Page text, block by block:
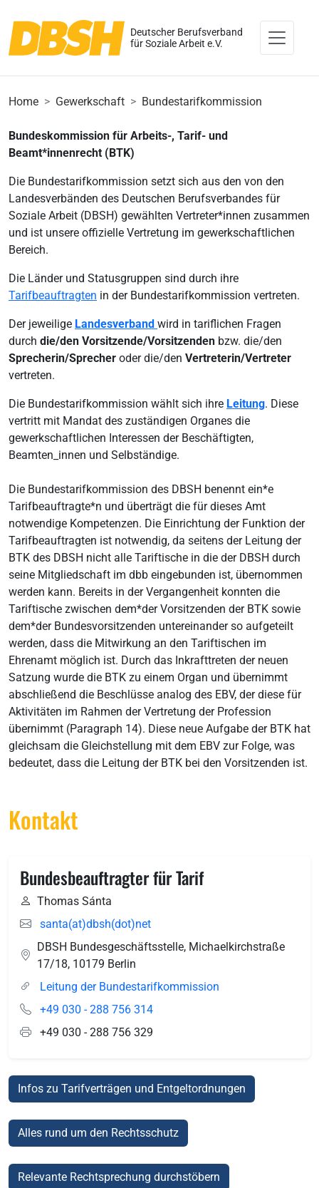
Deutscher Berufsverband
für Soziale Arbeit e.V.
Home Gewerkschaft Bundestarifkommission
Bundeskommission für Arbeits-, Tarif- und
Beamt*innenrecht (BTK)
Die Bundestarifkommission setzt sich aus den von den
Landesverbänden des Deutschen Berufsverbandes für
Soziale Arbeit (DBSH) gewählten Vertreter*innen zusammen
und ist unsere offizielle Vertretung im gewerkschaftlichen
Bereich.
Die Länder und Statusgruppen sind durch ihre
Tarifbeauftragten in der Bundestarifkommission vertreten.
Der jeweilige Landesverband wird in tariflichen Fragen
durch die/den Vorsitzende/Vorsitzenden bzw. die/den
Sprecherin/Sprecher oder die/den Vertreterin/Vertreter
vertreten.
Die Bundestarifkommission wählt sich ihre Leitung. Diese
vertritt mit Mandat des zuständigen Organes die
gewerkschaftlichen Interessen der Beschäftigten,
Beamten_innen und Selbständige.
Die Bundestarifkommission des DBSH benennt ein*e
Tarifbeauftragte*n und überträgt die für dieses Amt
notwendige Kompetenzen. Die Einrichtung der Funktion der
Tarifbeauftragten ist notwendig, da seitens der Leitung der
BTK des DBSH nicht alle Tariftische in die der DBSH durch
seine Mitgliedschaft im dbb eingebunden ist, übernommen
werden kann. Bereits in der Vergangenheit konnten die
Tariftische zwischen dem*der Vorsitzenden der BTK sowie
dem*der Bundesvorsitzenden untereinander so aufgeteilt
werden, dass die Mitwirkung an den Tariftischen im
Ehrenamt möglich ist. Durch das Inkrafttreten der neuen
Satzung wurde die BTK zu einem Organ und übernimmt
abschließend die Beschlüsse analog des EBV, der diese für
Aktivitäten im Rahmen der Vertretung der Profession
übernimmt (Paragraph 14). Diese neue Aufgabe der BTK hat
gleichsam die Gleichstellung mit dem EBV zur Folge, was
bedeutet, dass die Leitung der BTK bei den Vorsitzenden ist.
Kontakt
Bundesbeauftragter für Tarif
Thomas Sánta
santa(at)dbsh(dot)net
DBSH Bundesgeschäftsstelle, Michaelkirchstraße
17/18, 10179 Berlin
Leitung der Bundestarifkommission
+49 030 - 288 756 314
+49 030 - 288 756 329
Infos zu Tarifverträgen und Entgeltordnungen
Alles rund um den Rechtsschutz
Relevante Rechtsprechung durchstöbern